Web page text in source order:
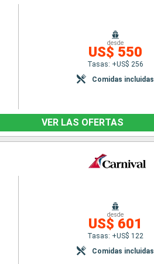
desde
US$ 550
Tasas: +US$ 256
Comidas incluidas
VER LAS OFERTAS
desde
US$ 601
Tasas: +US$ 122
Comidas incluidas